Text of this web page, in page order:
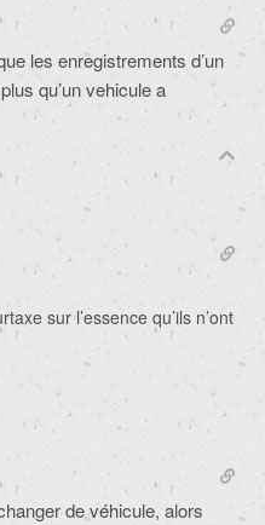
les enregistrements d’un
qu’un vehicule a
sur l’essence qu’ils n’ont
de véhicule, alors